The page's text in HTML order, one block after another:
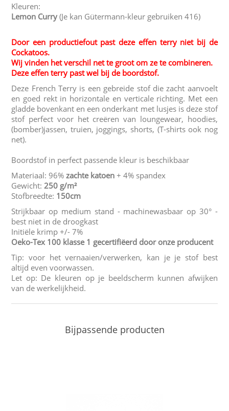
Kleuren:
Lemon Curry (Je kan Gütermann-kleur gebruiken 416)
Door een productiefout past deze effen terry niet bij de
Cockatoos.
Wij vinden het verschil net te groot om ze te combineren.
Deze effen terry past wel bij de boordstof.
Deze French Terry is een gebreide stof die zacht aanvoelt
en goed rekt in horizontale en verticale richting. Met een
gladde bovenkant en een onderkant met lusjes is deze stof
stof perfect voor het creëren van loungewear, hoodies,
(bomber)jassen, truien, joggings, shorts, (T-shirts ook nog
net).
Boordstof in perfect passende kleur is beschikbaar
Materiaal: 96%zachte katoen + 4% spandex
Gewicht: 250 g/m²
Stofbreedte: 150cm
Strijkbaar op medium stand - machinewasbaar op 30° -
best niet in de droogkast
Initiële krimp +/- 7%
Oeko-Tex 100 klasse 1 gecertifiëerd door onze producent
Tip: voor het vernaaien/verwerken, kan je je stof best
altijd even voorwassen.
Let op: De kleuren op je beeldscherm kunnen afwijken
van de werkelijkheid.
Bijpassende producten